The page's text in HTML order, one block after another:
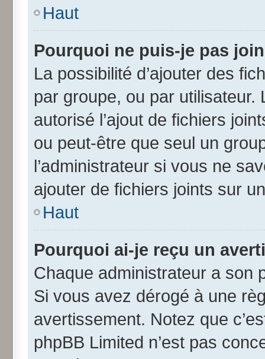
Haut
Pourquoi ne puis-je pas
La possibilité d’ajouter des
par groupe, ou par utilisateur.
autorisé l’ajout de fichiers
ou peut-être que seul un
l’administrateur si vous ne
ajouter de fichiers joints sur
Haut
Pourquoi ai-je reçu un
Chaque administrateur a son
Si vous avez dérogé à une
avertissement. Notez que
phpBB Limited n’est pas